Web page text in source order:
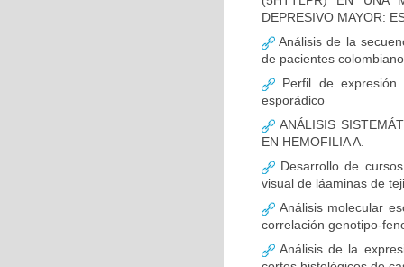
DEPRESIVO MAYOR:
Análisis de la
de pacientes
Perfil de expresión
esporádico
ANÁLISIS
EN HEMOFILIA A.
Desarrollo de
visual de láaminas de
Análisis molecular
correlación genotipo-
Análisis de la